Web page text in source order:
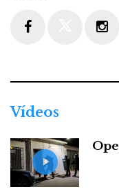
Vídeos